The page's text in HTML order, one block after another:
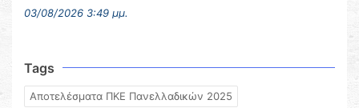
03/08/2026 3:49 μμ.
Tags
Αποτελέσματα ΠΚΕ Πανελλαδικών 2025